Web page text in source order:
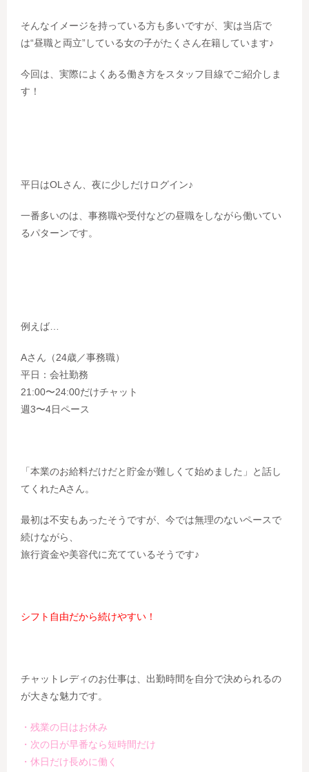
そんなイメージを持っている方も多いですが、実は当店で
は“昼職と両立”している女の子がたくさん在籍しています♪
今回は、実際によくある働き方をスタッフ目線でご紹介しま
す！
平日はOLさん、夜に少しだけログイン♪
一番多いのは、事務職や受付などの昼職をしながら働いてい
るパターンです。
例えば…
Aさん（24歳／事務職）
平日：会社勤務
21:00〜24:00だけチャット
週3〜4日ペース
「本業のお給料だけだと貯金が難しくて始めました」と話し
てくれたAさん。
最初は不安もあったそうですが、今では無理のないペースで
続けながら、
旅行資金や美容代に充てているそうです♪
シフト自由だから続けやすい！
チャットレディのお仕事は、出勤時間を自分で決められるの
が大きな魅力です。
・残業の日はお休み
・次の日が早番なら短時間だけ
・休日だけ長めに働く